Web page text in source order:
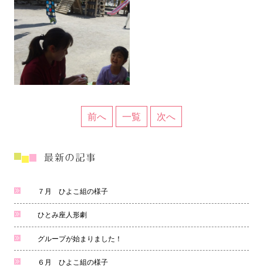
前へ 一覧 次へ
７月 ひよこ組の様子
ひとみ座人形劇
グループが始まりました！
６月 ひよこ組の様子